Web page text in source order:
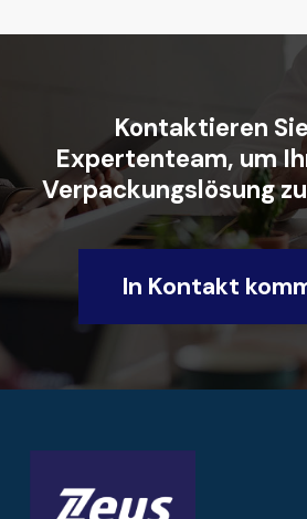
Kontaktieren
Expertenteam, um
Verpackungslösungzu
In Kontakt